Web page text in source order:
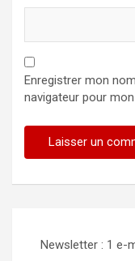
Enregistrer mon
navigateur pour
Newsletter : 1 e-